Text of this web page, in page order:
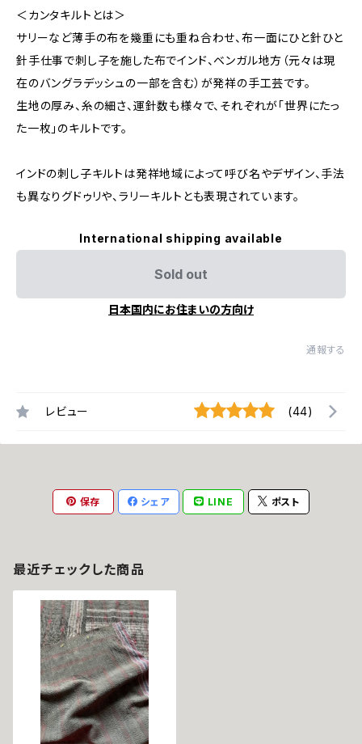
＜カンタキルトとは＞
サリーなど薄手の布を幾重にも重ね合わせ、布一面にひと針ひと
針手仕事で刺し子を施した布でインド、ベンガル地方（元々は現
在のバングラデッシュの一部を含む）が発祥の手工芸です。
生地の厚み、糸の細さ、運針数も様々で、それぞれが「世界にたっ
た一枚」のキルトです。
インドの刺し子キルトは発祥地域によって呼び名やデザイン、手法
も異なりグドゥリや、ラリーキルトとも表現されています。
International shipping available
Sold out
日本国内にお住まいの方向け
通報する
レビュー (44)
保存 シェア LINE ポスト
最近チェックした商品